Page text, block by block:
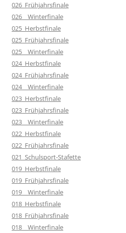
026_Frühjahrsfinale
026__Winterfinale
025_Herbstfinale
025_Frühjahrsfinale
025__Winterfinale
024_Herbstfinale
024_Frühjahrsfinale
024__Winterfinale
023_Herbstfinale
023_Frühjahrsfinale
023__Winterfinale
022_Herbstfinale
022_Frühjahrsfinale
021_Schulsport-Stafette
019_Herbstfinale
019_Frühjahrsfinale
019__Winterfinale
018_Herbstfinale
018_Frühjahrsfinale
018__Winterfinale